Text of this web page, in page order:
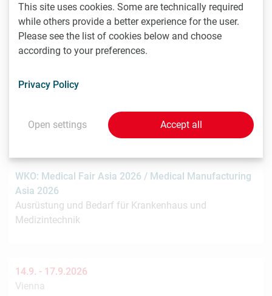
8.9. - 9.9.2026
Stockholm
Nordic Life Science Days 2026: 15% LISA discount
Nordic Life Science Days is the largest life science
pharma…
WKO: Medical Fair Asia 2026 / Medical Manufacturing
Asia 2026
Ausrüstung und Bedarf für Krankenhaus und
Medizintechnik
14.9. - 17.9.2026
Vienna
This site uses cookies. Some are technically required
while others provide a better experience for the user.
Please see the list of cookies below and choose
according to your preferences.
Privacy Policy
Open settings Accept all